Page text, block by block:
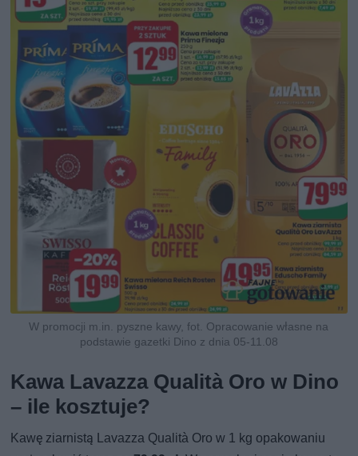
W promocji m.in. pyszne kawy, fot. Opracowanie własne na
podstawie gazetki Dino z dnia 05-11.08
Kawa Lavazza Qualità Oro w Dino
– ile kosztuje?
Kawę ziarnistą Lavazza Qualità Oro w 1 kg opakowaniu